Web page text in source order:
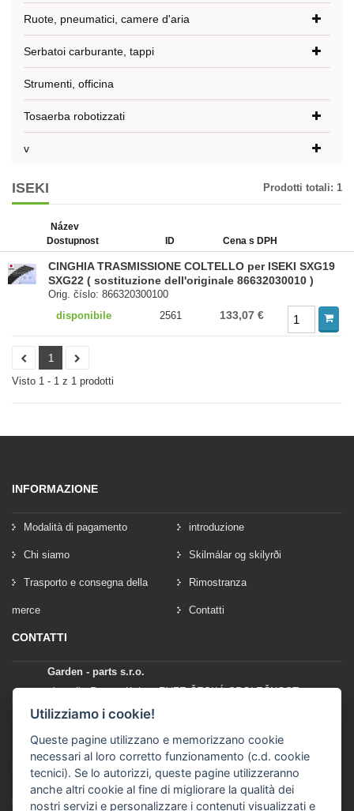
Ruote, pneumatici, camere d'aria
Serbatoi carburante, tappi
Strumenti, officina
Tosaerba robotizzati
v
ISEKI Prodotti totali: 1
Název
Dostupnost
ID Cena s DPH
CINGHIA TRASMISSIONE COLTELLO per ISEKI SXG19
SXG22 ( sostituzione dell'originale 86632030010 )
Orig. číslo: 866320300100
disponibile
2561 133,07 €
1
Visto 1 - 1 z 1 prodotti
INFORMAZIONE
Modalità di pagamento introduzione
Chi siamo Skilmálar og skilyrði
Trasporto e consegna della
merce
Rimostranza
Contatti
CONTATTI
Garden - parts s.r.o.
vlastník: Roman Kylar - RYZE ČESKÁ SPOLEČNOST
Mladějov na Moravě 153
+420 777 96 96 03
info@garden-parts.cz
Utilizziamo i cookie!
Queste pagine utilizzano e memorizzano cookie
necessari al loro corretto funzionamento (c.d. cookie
tecnici). Se lo autorizzi, queste pagine utilizzeranno
anche altri cookie al fine di migliorare la qualità dei
nostri servizi e personalizzare i contenuti visualizzati e